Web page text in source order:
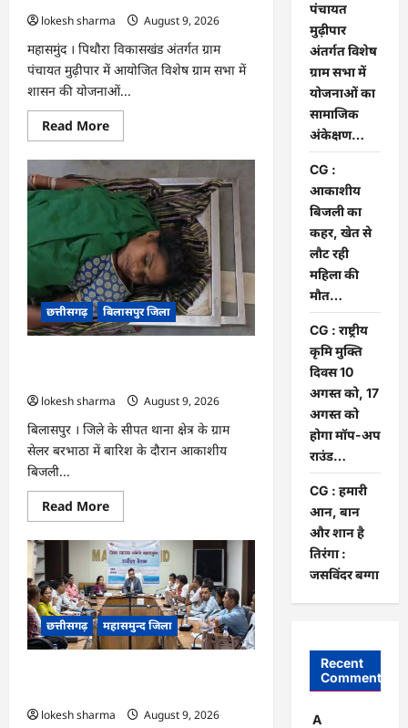
lokesh sharma
August 9, 2026
महासमुंद । पिथौरा विकासखंड अंतर्गत ग्राम
पंचायत मुढ़ीपार में आयोजित विशेष ग्राम सभा में
शासन की योजनाओं...
Read MoreRead
more
CG
ग्राम
पंचायत
मुढ़ीपार
अंतर्गत
विशेष
ग्राम
सभा
में
योजनाओं
का
सामाजिक
अंकेक्षण…
छत्तीसगढ़ बिलासपुर जिला
lokesh sharma
August 9, 2026
बिलासपुर । जिले के सीपत थाना क्षेत्र के ग्राम
सेलर बरभाठा में बारिश के दौरान आकाशीय
बिजली...
Read MoreRead
more
CG
:
आकाशीय
बिजली
का
कहर,
खेत
से
लौट
छत्तीसगढ़ महासमुन्द जिला
lokesh sharma
August 9, 2026
पंचायत
मुढ़ीपार
अंतर्गत विशेष
ग्राम सभा में
योजनाओं का
सामाजिक
अंकेक्षण…
CG :
आकाशीय
बिजली का
कहर, खेत से
लौट रही
महिला की
मौत…
CG : राष्ट्रीय
कृमि मुक्ति
दिवस 10
अगस्त को, 17
अगस्त को
होगा मॉप-अप
राउंड…
CG : हमारी
आन, बान
और शान है
तिरंगा :
जसविंदर बग्गा
Recent
Comments
A